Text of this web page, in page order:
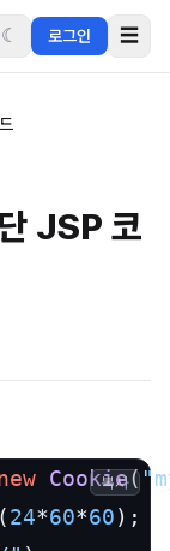
☾ 로그인 ☰
JSP 코
Cookie(
24*60*60);
복사